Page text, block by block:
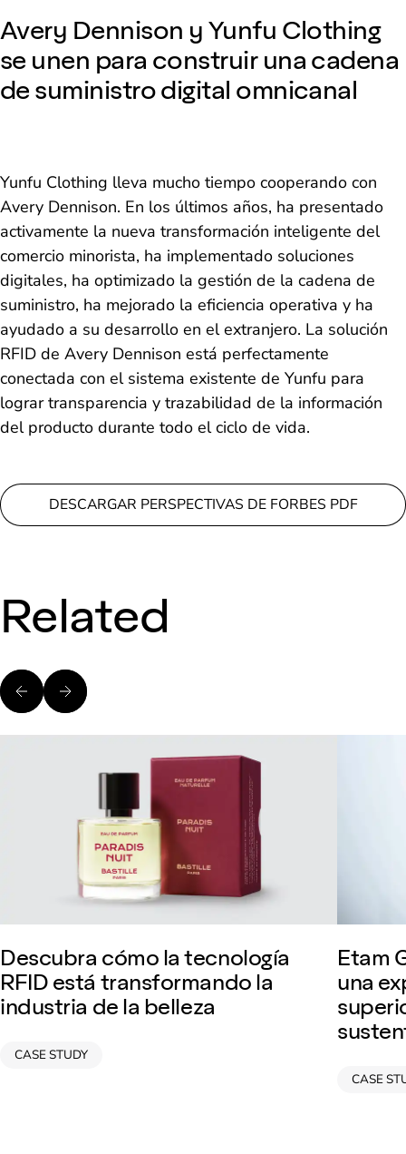
Avery Dennison y Yunfu Clothing
se unen para construir una cadena
de suministro digital omnicanal
Yunfu Clothing lleva mucho tiempo cooperando con
Avery Dennison. En los últimos años, ha presentado
activamente la nueva transformación inteligente del
comercio minorista, ha implementado soluciones
digitales, ha optimizado la gestión de la cadena de
suministro, ha mejorado la eficiencia operativa y ha
ayudado a su desarrollo en el extranjero. La solución
RFID de Avery Dennison está perfectamente
conectada con el sistema existente de Yunfu para
lograr transparencia y trazabilidad de la información
del producto durante todo el ciclo de vida.
DESCARGAR PERSPECTIVAS DE FORBES PDF
Related
Descubra cómo la tecnología
RFID está transformando la
industria de la belleza
CASE STUDY
Etam
una
CASE